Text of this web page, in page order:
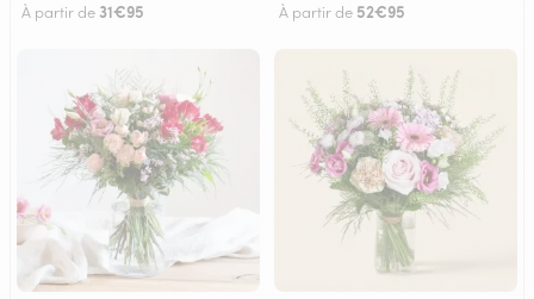
À partir de 31€95 À partir de 52€95